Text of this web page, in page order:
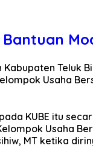
Kabupaten
Usaha
KUBE itu
Usaha
MT ketika